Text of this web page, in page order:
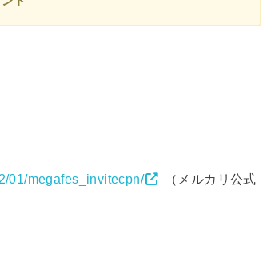
01/megafes_invitecpn/
（メルカリ公式